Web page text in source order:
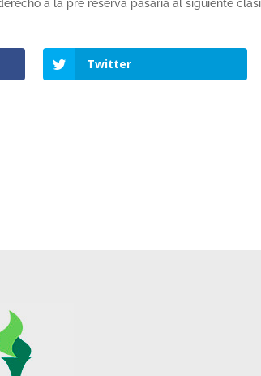
a la pre reserva pasaría al siguiente
Twitter